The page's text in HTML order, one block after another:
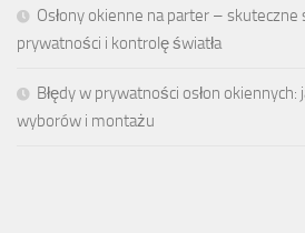
Osłony okienne na parter –
prywatności i kontrolę światła
Błędy w prywatności osłon
wyborów i montażu